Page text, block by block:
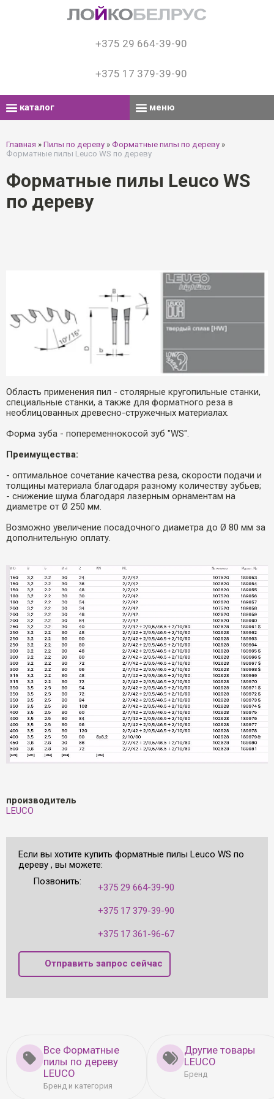
+375 29 664-39-90
+375 17 379-39-90
каталог меню
Главная » Пилы по дереву » Форматные пилы по дереву »
Форматные пилы Leuco WS по дереву
Форматные пилы Leuco WS
по дереву
Область применения пил - столярные кругопильные станки,
специальные станки, а также для форматного реза в
необлицованных древесно-стружечных материалах.
Форма зуба - попеременнокосой зуб "WS".
Преимущества:
- оптимальное сочетание качества реза, скорости подачи и
толщины материала благодаря разному количеству зубьев;
- снижение шума благодаря лазерным орнаментам на
диаметре от Ø 250 мм.
Возможно увеличение посадочного диаметра до Ø 80 мм за
дополнительную оплату.
производитель
LEUCO
Если вы хотите купить форматные пилы Leuco WS по
дереву , вы можете:
Позвонить:
+375 29 664-39-90
+375 17 379-39-90
+375 17 361-96-67
Отправить запрос сейчас
Все Форматные
пилы по дереву
LEUCO
Бренд и категория
Другие товары
LEUCO
Бренд